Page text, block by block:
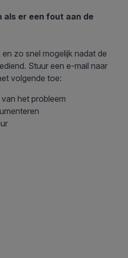
als er een fout aan de
zo snel mogelijk nadat de
Stuur een e-mail naar
volgende toe:
het probleem